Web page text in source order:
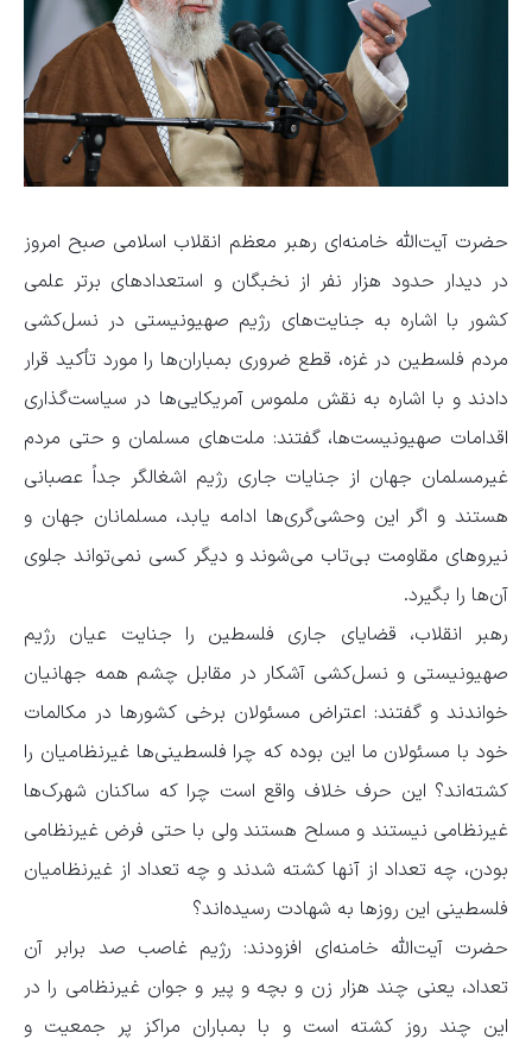
حضرت آیت‌الله خامنه‌ای رهبر معظم انقلاب اسلامی صبح امروز
در دیدار حدود هزار نفر از نخبگان و استعدادهای برتر علمی
کشور با اشاره به جنایت‌های رژیم صهیونیستی در نسل‌کشی
مردم فلسطین در غزه، قطع ضروری بمباران‌ها را مورد تأکید قرار
دادند و با اشاره به نقش ملموس آمریکایی‌ها در سیاست‌گذاری
اقدامات صهیونیست‌ها، گفتند: ملت‌های مسلمان و حتی مردم
غیرمسلمان جهان از جنایات جاری رژیم اشغالگر جداً عصبانی
هستند و اگر این وحشی‌گری‌ها ادامه یابد، مسلمانان جهان و
نیروهای مقاومت بی‌تاب می‌شوند و دیگر کسی نمی‌تواند جلوی
آن‌ها را بگیرد.
رهبر انقلاب، قضایای جاری فلسطین را جنایت عیان رژیم
صهیونیستی و نسل‌کشی آشکار در مقابل چشم همه جهانیان
خواندند و گفتند: اعتراض مسئولان برخی کشورها در مکالمات
خود با مسئولان ما این بوده که چرا فلسطینی‌ها غیرنظامیان را
کشته‌اند؟ این حرف خلاف واقع است چرا که ساکنان شهرک‌ها
غیرنظامی نیستند و مسلح هستند ولی با حتی فرض غیرنظامی
بودن، چه تعداد از آنها کشته شدند و چه تعداد از غیرنظامیان
فلسطینی این روزها به شهادت رسیده‌اند؟
حضرت آیت‌الله خامنه‌ای افزودند: رژیم غاصب صد برابر آن
تعداد، یعنی چند هزار زن و بچه و پیر و جوان غیرنظامی را در
این چند روز کشته است و با بمباران مراکز پر جمعیت و